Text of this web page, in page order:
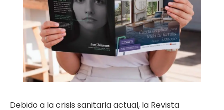
Debido a la crisis sanitaria actual, la Revista